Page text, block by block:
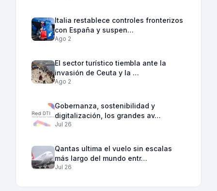
Italia restablece controles fronterizos
con España y suspen…
Ago 2
El sector turístico tiembla ante la
invasión de Ceuta y la …
Ago 2
Gobernanza, sostenibilidad y
digitalización, los grandes av…
Jul 26
Qantas ultima el vuelo sin escalas
más largo del mundo entr…
Jul 26